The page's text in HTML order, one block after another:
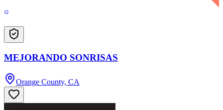
MEJORANDO SONRISAS
Orange County, CA